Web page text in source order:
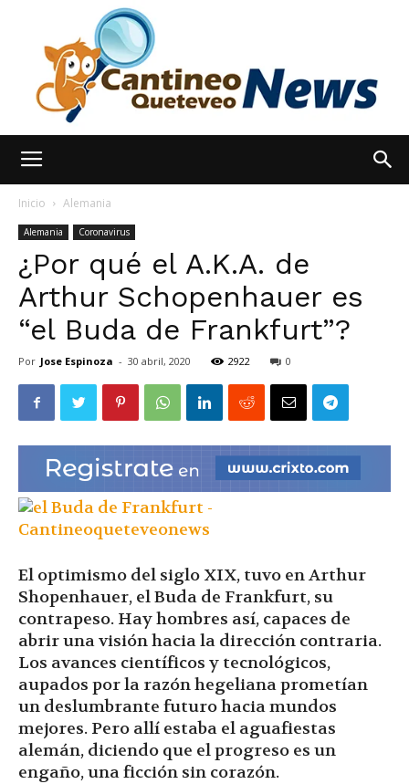
Noticias
hoy
|
Hora
|
Inicio Alemania
Alemania Coronavirus
¿Por qué el A.K.A. de
Arthur Schopenhauer es
“el Buda de Frankfurt”?
Por Jose Espinoza - 30 abril, 2020 2922 0
El optimismo del siglo XIX, tuvo en Arthur
Shopenhauer, el Buda de Frankfurt, su
contrapeso. Hay hombres así, capaces de
abrir una visión hacia la dirección contraria.
Los avances científicos y tecnológicos,
aupados por la razón hegeliana prometían
un deslumbrante futuro hacia mundos
mejores. Pero allí estaba el aguafiestas
alemán, diciendo que el progreso es un
engaño, una ficción sin corazón.